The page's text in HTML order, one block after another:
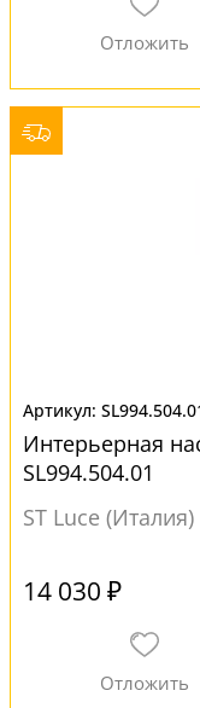
Интерьерная
SL994.504.01
ST Luce (Италия)
14 030 ₽